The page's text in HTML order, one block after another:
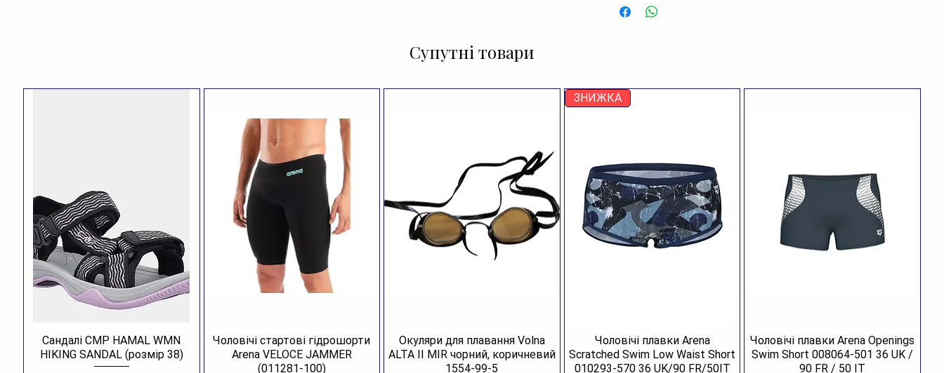
Супутні товари
Сандалі CMP HAMAL WMN
HIKING SANDAL (розмір 38)
Чоловічі стартові гідрошорти
Arena VELOCE JAMMER
(011281-100)
Окуляри для плавання Volna
ALTA II MIR чорний, коричневий
1554-99-5
ЗНИЖКА
Чоловічі плавки Arena
Scratched Swim Low Waist Short
010293-570 36 UK/90 FR/50IT
Чоловічі плавки Arena Openings
Swim Short 008064-501 36 UK /
90 FR / 50 IT